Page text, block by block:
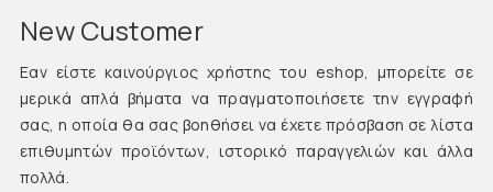
New Customer
Εαν είστε καινούργιος χρήστης του eshop, μπορείτε σε
μερικά απλά βήματα να πραγματοποιήσετε την εγγραφή
σας, η οποία θα σας βοηθήσει να έχετε πρόσβαση σε λίστα
επιθυμητών προϊόντων, ιστορικό παραγγελιών και άλλα
πολλά.